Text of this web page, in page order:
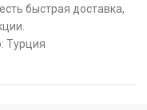
быстрая доставка,
Турция